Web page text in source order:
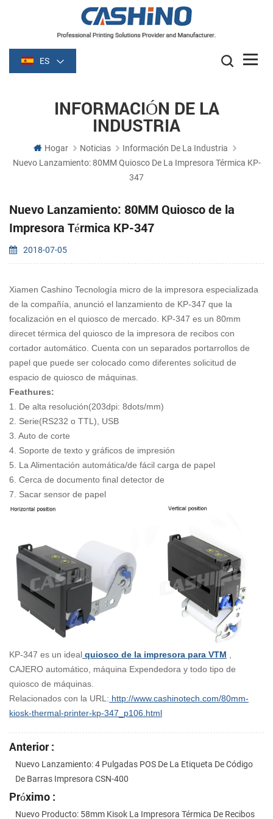
ES
INFORMACIÓN DE LA
INDUSTRIA
Hogar Noticias
Información De La Industria
Nuevo Lanzamiento: 80MM Quiosco De La Impresora Térmica KP-
347
Nuevo Lanzamiento: 80MM Quiosco de la
Impresora Térmica KP-347
2018-07-05
Xiamen Cashino Tecnología micro de la impresora especializada
de la compañía, anunció el lanzamiento de KP-347 que la
focalización en el quiosco de mercado. KP-347 es un 80mm
direcet térmica del quiosco de la impresora de recibos con
cortador automático. Cuenta con un separados portarrollos de
papel que puede ser colocado como diferentes solicitud de
espacio de quiosco de máquinas.
Feathures:
1. De alta resolución(203dpi: 8dots/mm)
2. Serie(RS232 o TTL), USB
3. Auto de corte
4. Soporte de texto y gráficos de impresión
5. La Alimentación automática/de fácil carga de papel
6. Cerca de documento final detector de
7. Sacar sensor de papel
KP-347 es un ideal quiosco de la impresora para VTM ,
CAJERO automático, máquina Expendedora y todo tipo de
quiosco de máquinas.
Relacionados con la URL: http://www.cashinotech.com/80mm-
kiosk-thermal-printer-kp-347_p106.html
Anterior :
Nuevo Lanzamiento: 4 Pulgadas POS De La Etiqueta De Código
De Barras Impresora CSN-400
Próximo :
Nuevo Producto: 58mm Kisok La Impresora Térmica De Recibos